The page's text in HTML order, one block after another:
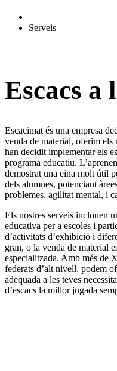
Serveis
Escacs a
Escacimat és una empresa
venda de material, oferim els
han decidit implementar els
programa educatiu.
demostrat una eina molt útil
dels alumnes, potenciant
problemes, agilitat mental, i
Els nostres serveis inclouen
educativa per a escoles i
d’activitats d’exhibició i
gran, o la venda de material
especialitzada. Amb més de
federats d’alt nivell, podem
adequada a les teves
d’escacs la millor jugada